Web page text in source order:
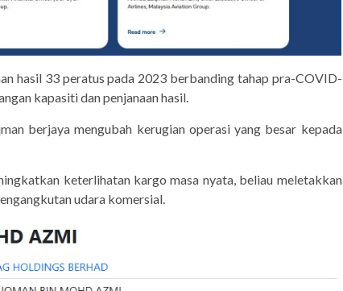
hasil 33 peratus pada 2023 berbanding tahap pra-COVID-
kapasiti dan penjanaan hasil.
berjaya mengubah kerugian operasi yang besar kepada
keterlihatan kargo masa nyata, beliau meletakkan
udara komersial.